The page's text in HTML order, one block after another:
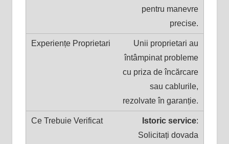
pentru manevre
precise.
Unii proprietari au
întâmpinat probleme
cu priza de încărcare
sau cablurile,
rezolvate în garanție.
Istoric service:
Solicitați dovada